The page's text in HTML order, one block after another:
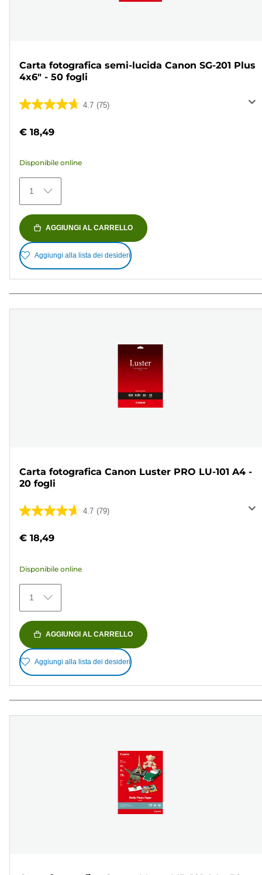
Carta fotografica semi-lucida Canon SG-201 Plus
4x6" - 50 fogli
4.7 (75)
4.7
5
75
recensioni
€ 18,49
Disponibile online
1
AGGIUNGI AL CARRELLO
Aggiungi alla lista dei desideri
Carta fotografica Canon Luster PRO LU-101 A4 -
20 fogli
4.7 (79)
4.7
5
79
recensioni
€ 18,49
Disponibile online
1
AGGIUNGI AL CARRELLO
Aggiungi alla lista dei desideri